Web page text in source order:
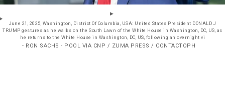
June 21, 2025, Washington, District Of Columbia, USA: United States President DONALD J
TRUMP gestures as he walks on the South Lawn of the White House in Washington, DC, US, as
he returns to the White House in Washington, DC, US, following an overnight vi
- RON SACHS - POOL VIA CNP / ZUMA PRESS / CONTACTOPH